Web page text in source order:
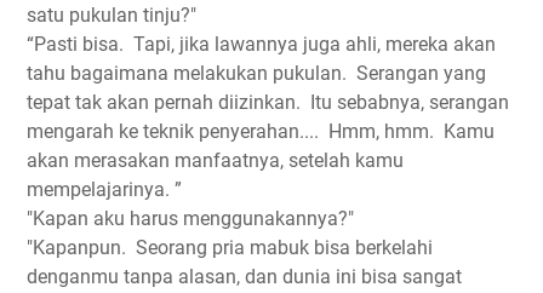
satu pukulan tinju?"
“Pasti bisa. Tapi, jika lawannya juga ahli, mereka akan
tahu bagaimana melakukan pukulan. Serangan yang
tepat tak akan pernah diizinkan.
Itu sebabnya, serangan
mengarah ke teknik penyerahan.... Hmm, hmm. Kamu
akan merasakan manfaatnya, setelah kamu
mempelajarinya. ”
"Kapan aku harus menggunakannya?"
"Kapanpun. Seorang pria mabuk bisa berkelahi
denganmu tanpa alasan, dan dunia ini bisa sangat